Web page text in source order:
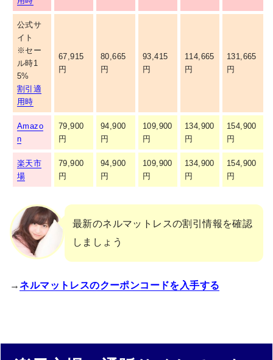
公式サ
イト
※セー
ル時1
5%
割引適
用時
67,915
円
80,665
円
93,415
円
114,665
円
131,665
円
Amazo
n
79,900
円
94,900
円
109,900
円
134,900
円
154,900
円
楽天市
場
79,900
円
94,900
円
109,900
円
134,900
円
154,900
円
最新のネルマットレスの割引情報を確認
しましょう
→ネルマットレスのクーポンコードを入手する